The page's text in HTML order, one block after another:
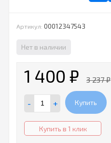
Артикул: 00012347543
Нет в наличии
1 400 ₽ 3 237₽
- + Купить
Купить в 1 клик